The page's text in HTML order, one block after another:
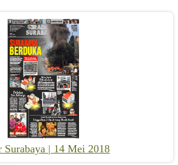
Surabaya | 14 Mei 2018